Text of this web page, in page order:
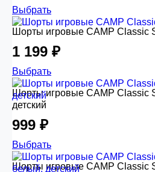
Выбрать
Шорты игровые CAMP Classic
1 199 ₽
Выбрать
Шорты игровые CAMP Classic
детский
999 ₽
Выбрать
Шорты игровые CAMP Classic